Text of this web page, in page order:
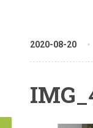
2020-08-20